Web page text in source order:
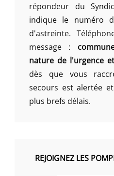
répondeur du
indique le numéro
d'astreinte.
message :
nature de l'urgence
dès que vous
secours est alertée
plus brefs délais.
REJOIGNEZ LES